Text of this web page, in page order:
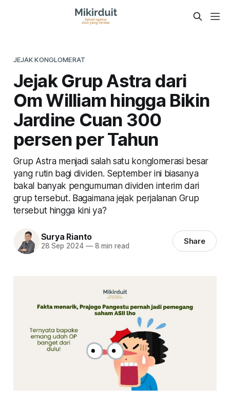
JEJAK KONGLOMERAT
Jejak Grup Astra dari
Om William hingga Bikin
Jardine Cuan 300
persen per Tahun
Grup Astra menjadi salah satu konglomerasi besar
yang rutin bagi dividen. September ini biasanya
bakal banyak pengumuman dividen interim dari
grup tersebut. Bagaimana jejak perjalanan Grup
tersebut hingga kini ya?
Surya Rianto
28 Sep 2024 —8 min read Share